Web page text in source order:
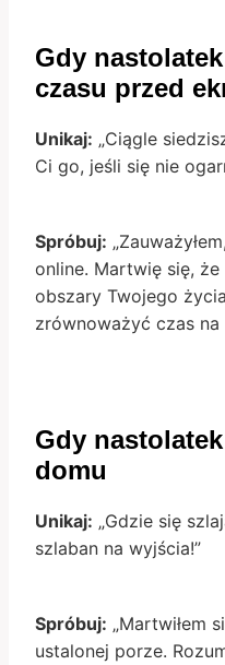
Gdy
czasu przed
Unikaj: „Ciągle
Ci go, jeśli się nie
Spróbuj:
online. Martwię się,
obszary Twojego
zrównoważyć czas
Gdy
domu
Unikaj: „Gdzie się
szlaban na wyjścia!”
Spróbuj: „Martwiłem
ustalonej porze.